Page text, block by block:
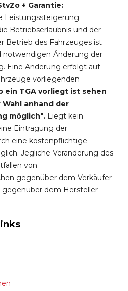
+ Garantie:
Leistungssteigerung
Betriebserlaubnis und der
Betrieb des Fahrzeuges ist
notwendigen Änderung der
Eine Änderung erfolgt auf
vorliegenden
ein TGA vorliegt ist sehen
anhand der
möglich". Liegt kein
Eintragung der
eine kostenpflichtige
Jegliche Veränderung des
von
gegenüber dem Verkäufer
gegenüber dem Hersteller